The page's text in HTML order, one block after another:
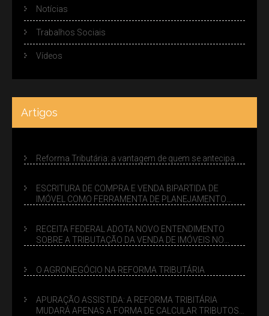
Notícias
Trabalhos Sociais
Vídeos
Artigos
Reforma Tributária: a vantagem de quem se antecipa
ESCRITURA DE COMPRA E VENDA BIPARTIDA DE
IMÓVEL COMO FERRAMENTA DE PLANEJAMENTO
RECEITA FEDERAL ADOTA NOVO ENTENDIMENTO
SOBRE A TRIBUTAÇÃO DA VENDA DE IMÓVEIS NO
O AGRONEGÓCIO NA REFORMA TRIBUTÁRIA
APURAÇÃO ASSISTIDA: A REFORMA TRIBITÁRIA
MUDARÁ APENAS A FORMA DE CALCULAR TRIBUTOS